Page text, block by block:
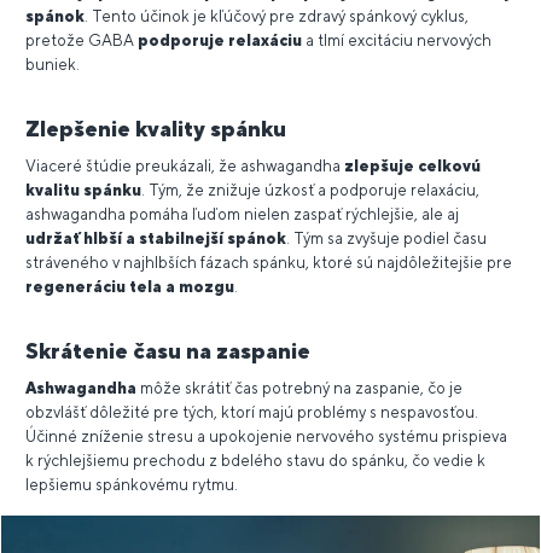
spánok . Tento účinok je kľúčový pre zdravý spánkový cyklus,
pretože GABA podporuje relaxáciu a tlmí excitáciu nervových
buniek.
Zlepšenie kvality spánku
Viaceré štúdie preukázali, že ashwagandha zlepšuje celkovú
kvalitu spánku . Tým, že znižuje úzkosť a podporuje relaxáciu,
ashwagandha pomáha ľuďom nielen zaspať rýchlejšie, ale aj
udržať hlbší a stabilnejší spánok . Tým sa zvyšuje podiel času
stráveného v najhlbších fázach spánku, ktoré sú najdôležitejšie pre
regeneráciu tela a mozgu
Skrátenie času na zaspanie
Ashwagandha môže skrátiť čas potrebný na zaspanie, čo je
obzvlášť dôležité pre tých, ktorí majú problémy s nespavosťou.
Účinné zníženie stresu a upokojenie nervového systému prispieva
k rýchlejšiemu prechodu z bdelého stavu do spánku, čo vedie k
lepšiemu spánkovému rytmu.